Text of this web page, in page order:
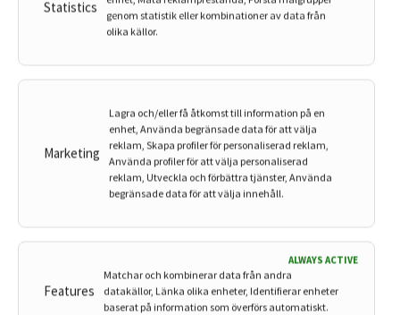
Statistics
genom statistik eller kombinationer av data från
olika källor.
Marketing
Lagra och/eller få åtkomst till information på en
enhet, Använda begränsade data för att välja
reklam, Skapa profiler för personaliserad reklam,
Använda profiler för att välja personaliserad
reklam, Utveckla och förbättra tjänster, Använda
begränsade data för att välja innehåll.
Features
ALWAYS ACTIVE
Matchar och kombinerar data från andra
datakällor, Länka olika enheter, Identifierar enheter
baserat på information som överförs automatiskt.
När man blir sjuk
Forskare: Så går du till väga för att
ändra ditt livsmönster – och lyckas
Dags att göra den där stora livsstilsförändringen du ha...